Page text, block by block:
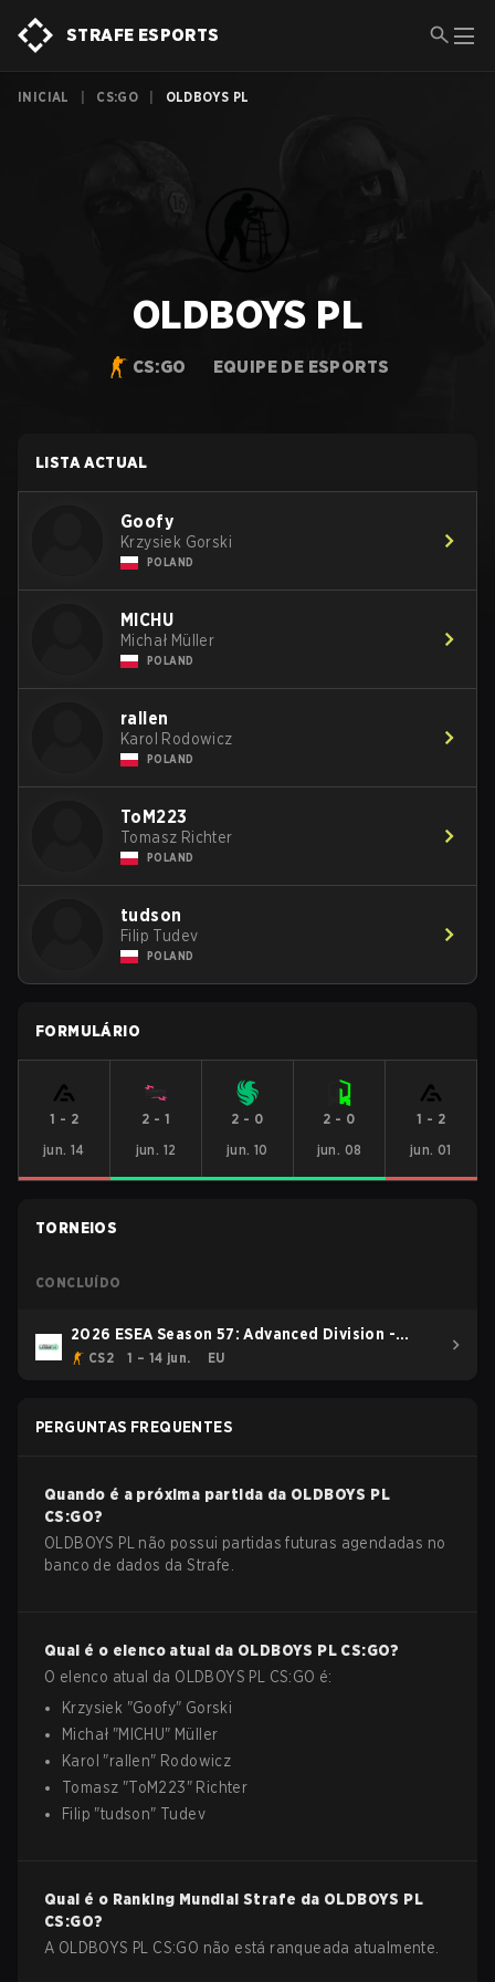
STRAFE ESPORTS
INICIAL CS:GO OLDBOYS PL
OLDBOYS PL
CS:GO EQUIPE DE ESPORTS
LISTA ACTUAL
Goofy
Krzysiek Gorski
POLAND
MICHU
Michał Müller
POLAND
rallen
Karol Rodowicz
POLAND
ToM223
Tomasz Richter
POLAND
tudson
Filip Tudev
POLAND
FORMULÁRIO
1 - 2
jun. 14
2 - 1
jun. 12
2 - 0
jun. 10
2 - 0
jun. 08
1 - 2
jun. 01
TORNEIOS
CONCLUÍDO
2026 ESEA Season 57: Advanced Division -
Europe
CS2 1 – 14 jun. EU
PERGUNTAS FREQUENTES
Quando é a próxima partida da OLDBOYS PL
CS:GO?
OLDBOYS PL não possui partidas futuras agendadas no
banco de dados da Strafe.
Qual é o elenco atual da OLDBOYS PL CS:GO?
O elenco atual da OLDBOYS PL CS:GO é:
Krzysiek "Goofy" Gorski
Michał "MICHU" Müller
Karol "rallen" Rodowicz
Tomasz "ToM223" Richter
Filip "tudson" Tudev
Qual é o Ranking Mundial Strafe da OLDBOYS PL
CS:GO?
A OLDBOYS PL CS:GO não está ranqueada atualmente.